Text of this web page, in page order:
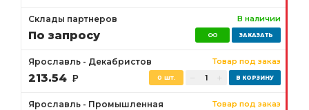
Склады партнеров В наличии
По запросу
Ярославль - Декабристов Товар под заказ
213.54 Р 0 шт.
Ярославль - Промышленная Товар под заказ